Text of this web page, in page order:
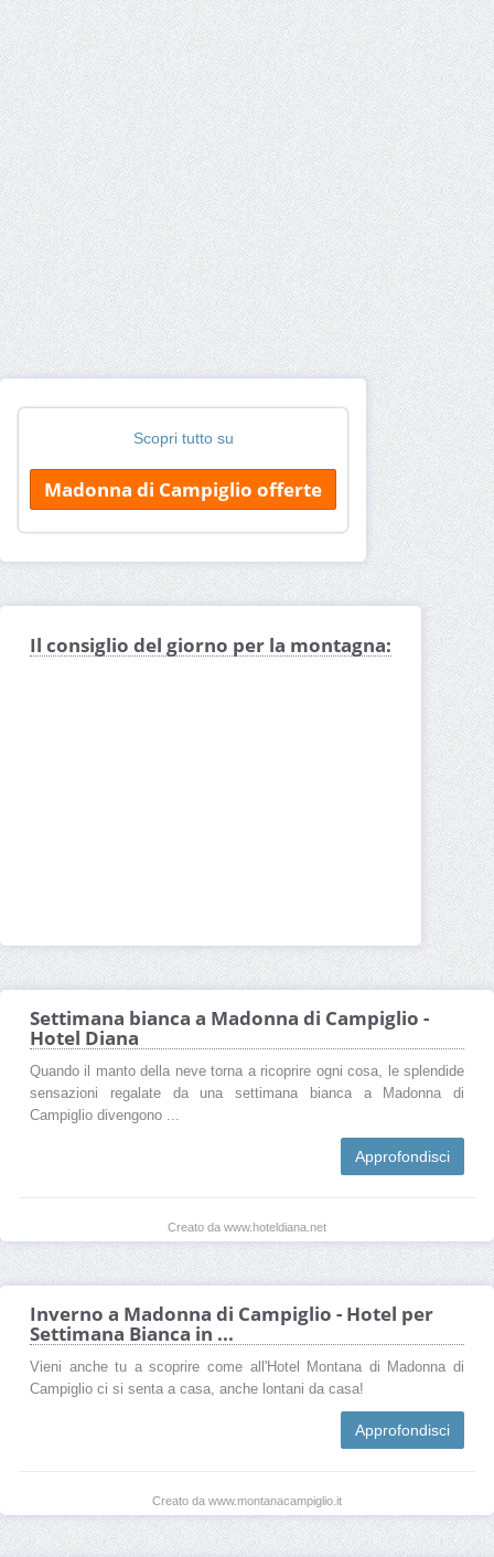
Scopri tutto su
Madonna di Campiglio offerte
Il consiglio del giorno per la montagna:
Settimana bianca a Madonna di Campiglio -
Hotel Diana
Quando il manto della neve torna a ricoprire ogni cosa, le splendide
sensazioni regalate da una settimana bianca a Madonna di
Campiglio divengono ...
Approfondisci
Creato da www.hoteldiana.net
Inverno a Madonna di Campiglio - Hotel per
Settimana Bianca in ...
Vieni anche tu a scoprire come all'Hotel Montana di Madonna di
Campiglio ci si senta a casa, anche lontani da casa!
Approfondisci
Creato da www.montanacampiglio.it